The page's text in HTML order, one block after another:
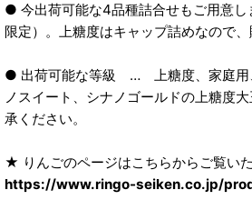
● 今出荷可能な4品種詰合せもご用意し
限定）。上糖度はキャップ詰めなので、
● 出荷可能な等級 … 上糖度、家庭
ノスイート、シナノゴールドの上糖度
承ください。
★ りんごのページはこちらからご覧
https://www.ringo-seiken.co.jp/